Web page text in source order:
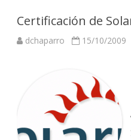
Certificación de
dchaparro 15/10/2009